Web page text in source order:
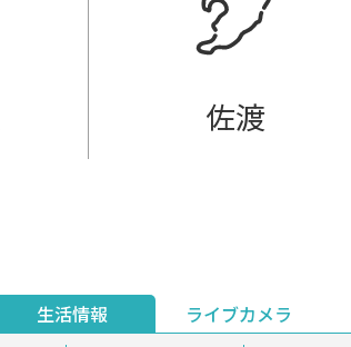
佐渡
生活情報
ライブカメラ